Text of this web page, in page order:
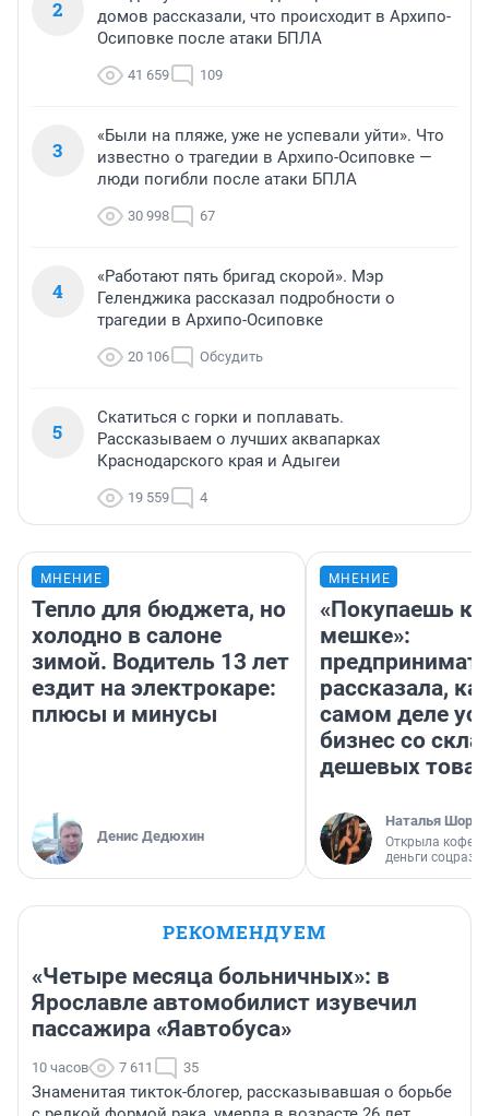
2
домов рассказали, что происходит в Архипо-
Осиповке после атаки БПЛА
41 659 109
3
«Были на пляже, уже не успевали уйти». Что
известно о трагедии в Архипо-Осиповке —
люди погибли после атаки БПЛА
30 998 67
4
«Работают пять бригад скорой». Мэр
Геленджика рассказал подробности о
трагедии в Архипо-Осиповке
20 106 Обсудить
5
Скатиться с горки и поплавать.
Рассказываем о лучших аквапарках
Краснодарского края и Адыгеи
19 559 4
МНЕНИЕ
Тепло для бюджета, но
холодно в салоне
зимой. Водитель 13 лет
ездит на электрокаре:
плюсы и минусы
Денис Дедюхин
МНЕНИЕ
«Покупаешь
мешке»:
рассказала,
самом деле
бизнес со
дешевых
Наталья
Открыла
деньги
РЕКОМЕНДУЕМ
«Четыре месяца больничных»: в
Ярославле автомобилист изувечил
пассажира «Яавтобуса»
10 часов 7 611 35
Знаменитая тикток-блогер, рассказывавшая о борьбе